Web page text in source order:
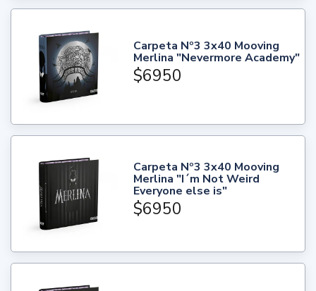
Carpeta Nº3 3x40 Mooving
Merlina "Nevermore Academy"
$6950
Carpeta Nº3 3x40 Mooving
Merlina "I´m Not Weird
Everyone else is"
$6950